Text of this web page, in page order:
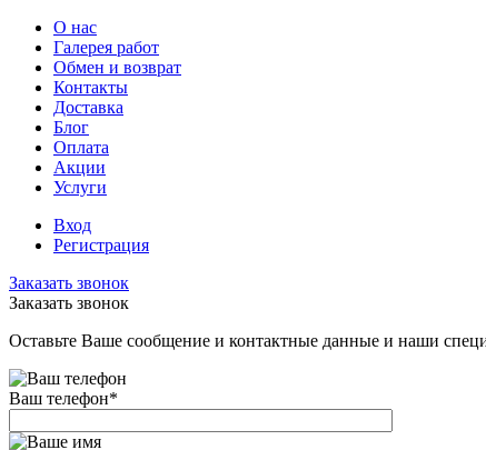
О нас
Галерея работ
Обмен и возврат
Контакты
Доставка
Блог
Оплата
Акции
Услуги
Вход
Регистрация
Заказать звонок
Заказать звонок
Оставьте Ваше сообщение и контактные данные и наши
Ваш телефон*